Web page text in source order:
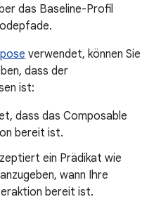
das Baseline-Profil
verwendet, können Sie
dass der
ist:
dass das Composable
bereit ist.
ein Prädikat wie
wann Ihre
bereit ist.